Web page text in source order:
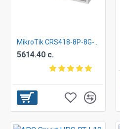
5614.40 с.